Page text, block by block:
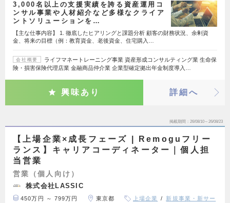
3,000名以上の支援実績を誇る資産運用コ
ンサル事業や人材紹介など多様なクライア
ントソリューションを…
【主な仕事内容】 1. 徹底したヒアリングと課題分析 顧客の財務状況、余剰資
金、将来の目標（例：教育資金、老後資金、住宅購入…
会社概要
ライフマネートレーニング事業 資産形成コンサルティング業 生命保
険・損害保険代理店業 金融商品仲介業 企業型確定拠出年金制度導入…
興味あり 詳細へ
掲載期間 26/08/10～26/08/23
【上場企業×成長フェーズ | Remoguフリー
ランス】キャリアコーディネーター｜個人担
当営業
営業（個人向け）
株式会社LASSIC
450万円 ～ 799万円 東京都 上場企業
新規事業・新サー